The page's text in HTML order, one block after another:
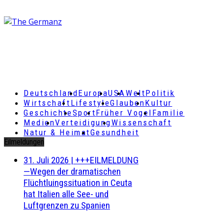
DeutschlandEuropaUSAWeltPolitik
Wirtschaft LifestyleGlaubenKultur
GeschichteSportFrüher Vogel Familie
MedienVerteidigungWissenschaft
Natur & HeimatGesundheit
Eilmeldungen
31. Juli 2026 | +++EILMELDUNG
—Wegen der dramatischen
Flüchtluingssituation in Ceuta
hat Italien alle See- und
Luftgrenzen zu Spanien